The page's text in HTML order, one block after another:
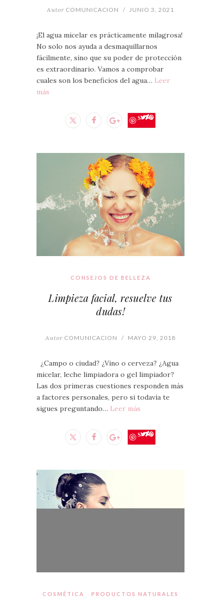
Autor COMUNICACION / JUNIO 3, 2021
¡El agua micelar es prácticamente milagrosa!
No solo nos ayuda a desmaquillarnos
fácilmente, sino que su poder de protección
es extraordinario. Vamos a comprobar
cuales son los beneficios del agua… Leer
más
Save
CONSEJOS DE BELLEZA
Limpieza facial, resuelve tus
dudas!
Autor COMUNICACION / MAYO 29, 2018
¿Campo o ciudad? ¿Vino o cerveza? ¿Agua
micelar, leche limpiadora o gel limpiador?
Las dos primeras cuestiones responden más
a factores personales, pero si todavía te
sigues preguntando… Leer más
Save
COSMÉTICA PRODUCTOS NATURALES